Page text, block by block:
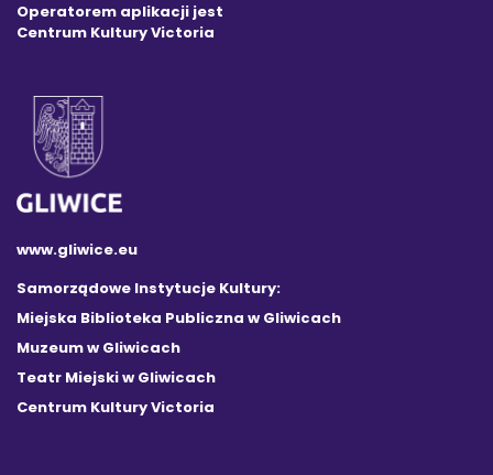
Operatorem aplikacji jest
Centrum Kultury Victoria
www.gliwice.eu
Samorządowe Instytucje Kultury:
Miejska Biblioteka Publiczna w Gliwicach
Muzeum w Gliwicach
Teatr Miejski w Gliwicach
Centrum Kultury Victoria